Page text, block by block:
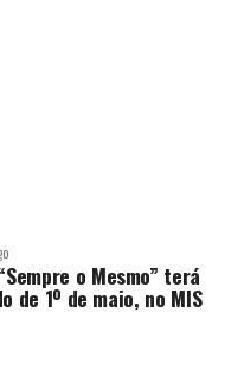
o Mesmo” terá
de 1º de maio, no MIS